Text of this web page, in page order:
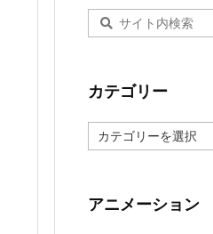
カテゴリー
テ
ー
アニメーション